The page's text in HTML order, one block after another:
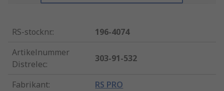
RS-stocknr.:
196-4074
Artikelnummer
Distrelec:
303-91-532
Fabrikant: RS PRO